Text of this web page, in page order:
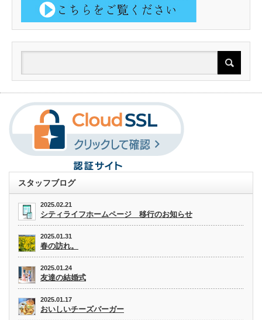
スタッフブログ
2025.02.21
シティライフホームページ 移行のお知らせ
2025.01.31
春の訪れ。
2025.01.24
友達の結婚式
2025.01.17
おいしいチーズバーガー